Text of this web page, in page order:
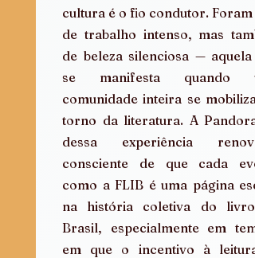
cultura é o fio condutor. Foram
de trabalho intenso, mas
de beleza silenciosa — aquela
se manifesta quando
comunidade inteira se mobiliza
torno da literatura. A Pandora
dessa experiência
consciente de que cada
como a FLIB é uma página
na história coletiva do livro
Brasil, especialmente em
em que o incentivo à leitura